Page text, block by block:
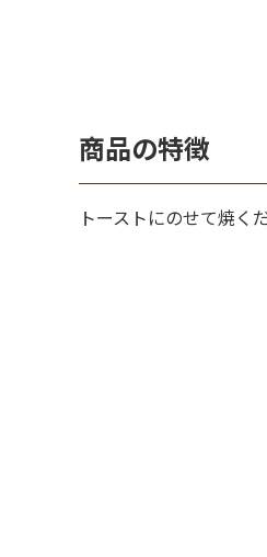
商品の特徴
トーストにのせて焼く